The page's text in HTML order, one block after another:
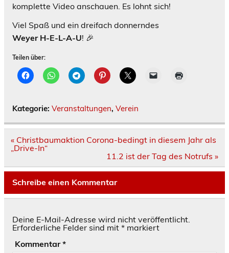
komplette Video anschauen. Es lohnt sich!
Viel Spaß und ein dreifach donnerndes
Weyer H-E-L-A-U! 🎉
Teilen über:
Kategorie: Veranstaltungen, Verein
Beitragsnavigation
« Christbaumaktion Corona-bedingt in diesem Jahr als
„Drive-In“
11.2 ist der Tag des Notrufs »
Schreibe einen Kommentar
Deine E-Mail-Adresse wird nicht veröffentlicht.
Erforderliche Felder sind mit * markiert
Kommentar*